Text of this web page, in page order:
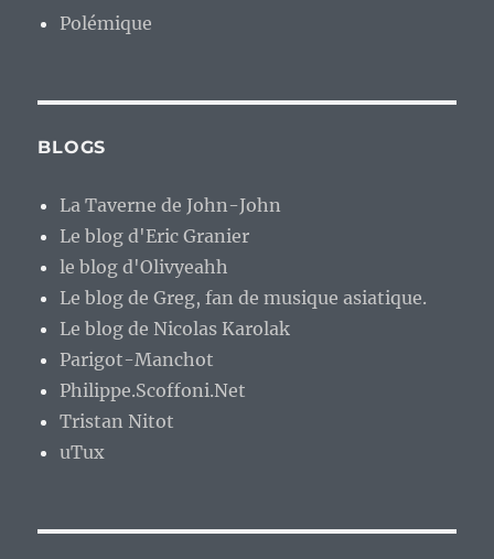
Polémique
BLOGS
La Taverne de John-John
Le blog d'Eric Granier
le blog d'Olivyeahh
Le blog de Greg, fan de musique asiatique.
Le blog de Nicolas Karolak
Parigot-Manchot
Philippe.Scoffoni.Net
Tristan Nitot
uTux